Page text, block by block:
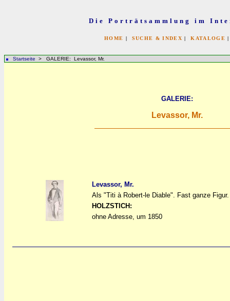
Die Porträtsammlung im
HOME | SUCHE & INDEX |KATALOGE
Startseite > GALERIE: Levassor, Mr.
GALERIE:
Levassor, Mr.
Levassor, Mr.
Als "Titi à Robert-le Diable". Fast ganze Figur.
HOLZSTICH:
ohne Adresse, um 1850